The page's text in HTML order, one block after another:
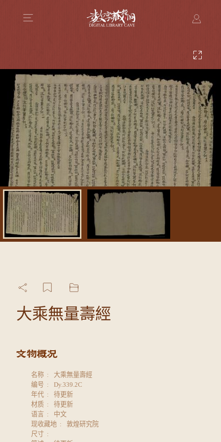
大乘無量壽經
名称
大乘無量壽經
编号
Dy.339.2C
年代
待更新
材质
待更新
语言
中文
现收藏地
敦煌研究院
尺寸